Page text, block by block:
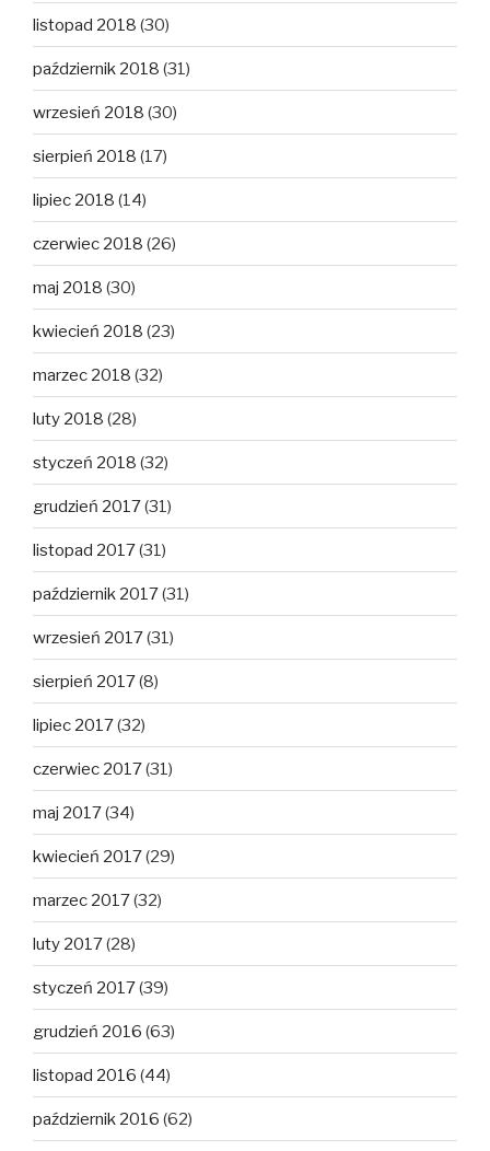
listopad 2018 (30)
październik 2018 (31)
wrzesień 2018 (30)
sierpień 2018 (17)
lipiec 2018 (14)
czerwiec 2018 (26)
maj 2018 (30)
kwiecień 2018 (23)
marzec 2018 (32)
luty 2018 (28)
styczeń 2018 (32)
grudzień 2017(31)
listopad 2017(31)
październik 2017(31)
wrzesień 2017(31)
sierpień 2017(8)
lipiec 2017(32)
czerwiec 2017(31)
maj 2017(34)
kwiecień 2017(29)
marzec 2017(32)
luty 2017(28)
styczeń 2017(39)
grudzień 2016 (63)
listopad 2016 (44)
październik 2016 (62)